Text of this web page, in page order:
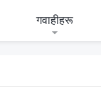
गवाहीहरू